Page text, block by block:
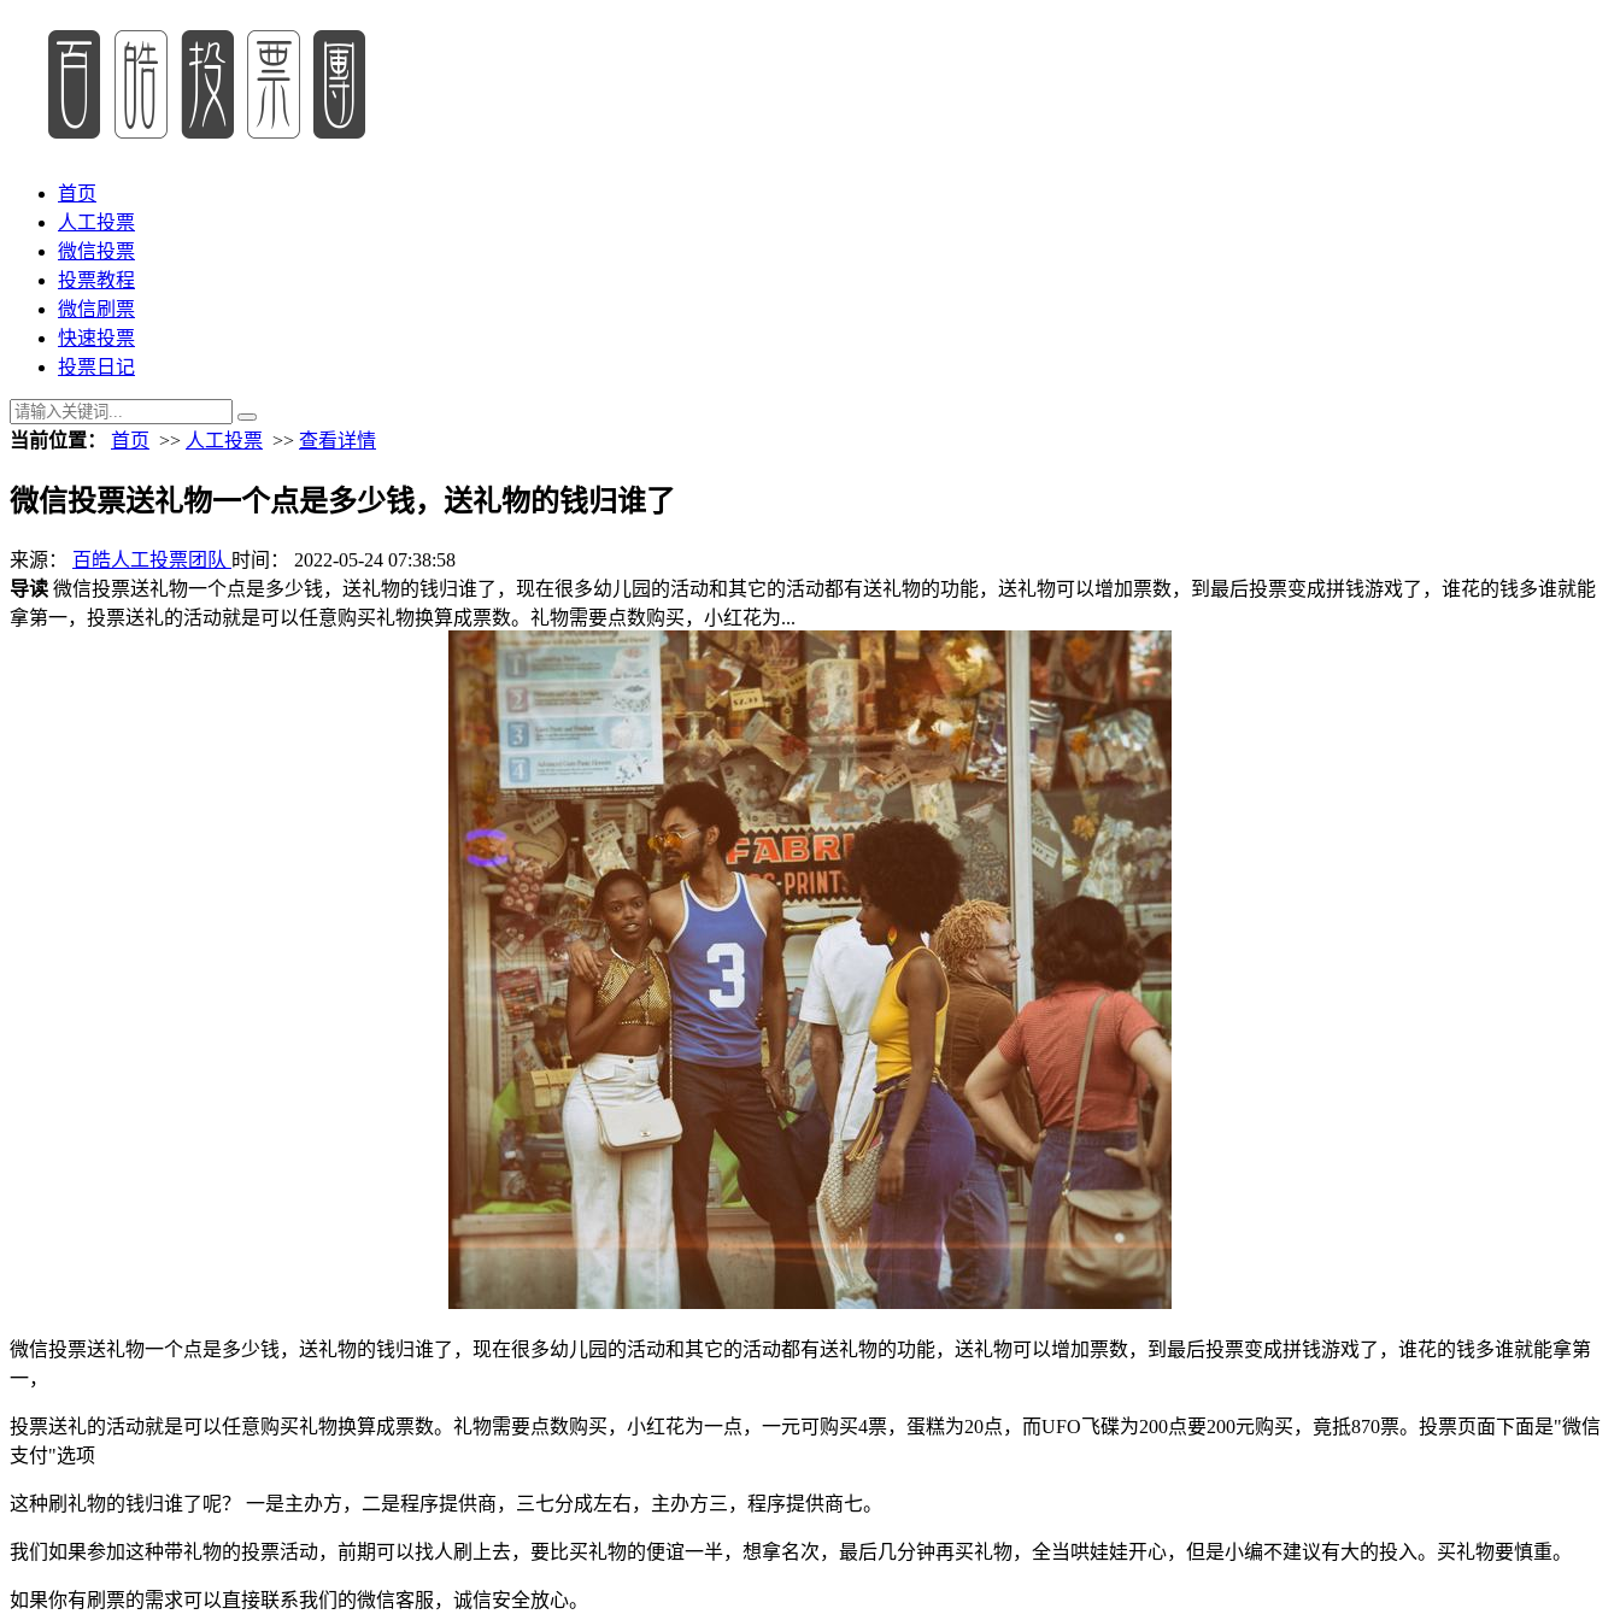
首页
人工投票
微信投票
投票教程
微信刷票
快速投票
投票日记
当前位置： 首页 >> 人工投票 >> 查看详情
微信投票送礼物一个点是多少钱，送礼物的钱归谁了
来源： 百皓人工投票团队 时间： 2022-05-24 07:38:58
导读 微信投票送礼物一个点是多少钱，送礼物的钱归谁了，现在很多幼儿园的活动和其它的活动都有送礼物的功能，送礼物可以增加票数，到最后投票变成拼钱游戏了，谁花的钱多谁就能
拿第一，投票送礼的活动就是可以任意购买礼物换算成票数。礼物需要点数购买，小红花为...
微信投票送礼物一个点是多少钱，送礼物的钱归谁了，现在很多幼儿园的活动和其它的活动都有送礼物的功能，送礼物可以增加票数，到最后投票变成拼钱游戏了，谁花的钱多谁就能拿第
一，
投票送礼的活动就是可以任意购买礼物换算成票数。礼物需要点数购买，小红花为一点，一元可购买4票，蛋糕为20点，而UFO飞碟为200点要200元购买，竟抵870票。投票页面下面是"微信
支付"选项
这种刷礼物的钱归谁了呢？ 一是主办方，二是程序提供商，三七分成左右，主办方三，程序提供商七。
我们如果参加这种带礼物的投票活动，前期可以找人刷上去，要比买礼物的便谊一半，想拿名次，最后几分钟再买礼物，全当哄娃娃开心，但是小编不建议有大的投入。买礼物要慎重。
如果你有刷票的需求可以直接联系我们的微信客服，诚信安全放心。